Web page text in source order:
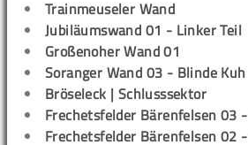
Trainmeuseler Wand
Jubiläumswand 01 - Linker Teil
Großenoher Wand 01
Soranger Wand 03 - Blinde Kuh
Bröseleck | Schlusssektor
Frechetsfelder Bärenfelsen 03
Frechetsfelder Bärenfelsen 02